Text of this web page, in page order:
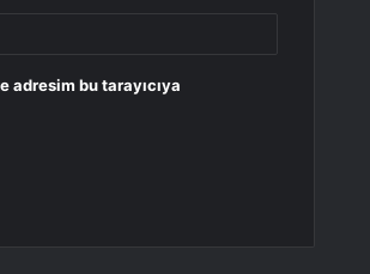
adresim bu tarayıcıya